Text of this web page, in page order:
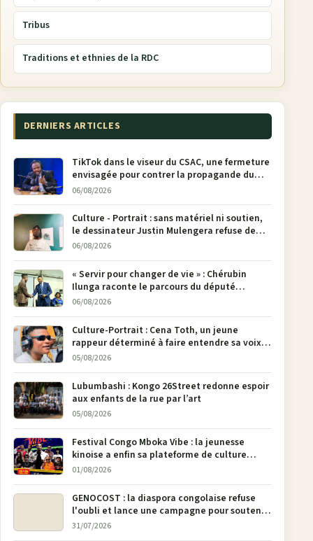
Tribus
Traditions et ethnies de la RDC
DERNIERS ARTICLES
TikTok dans le viseur du CSAC, une fermeture
envisagée pour contrer la propagande du
M23
06/08/2026
Culture - Portrait : sans matériel ni soutien,
le dessinateur Justin Mulengera refuse de
poser son crayon
06/08/2026
« Servir pour changer de vie » : Chérubin
Ilunga raconte le parcours du député
national Jethro Muyombi Tshimbu en 137
06/08/2026
Culture-Portrait : Cena Toth, un jeune
rappeur déterminé à faire entendre sa voix à
Bunia
05/08/2026
Lubumbashi : Kongo 26Street redonne espoir
aux enfants de la rue par l’art
05/08/2026
Festival Congo Mboka Vibe : la jeunesse
kinoise a enfin sa plateforme de culture
urbaine
01/08/2026
GENOCOST : la diaspora congolaise refuse
l'oubli et lance une campagne pour soutenir
la pétition FONAREV depuis Bruxelles
31/07/2026